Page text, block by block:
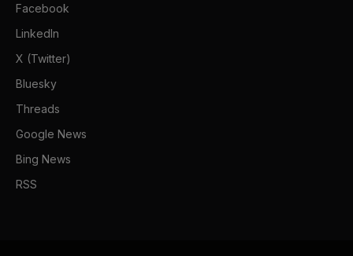
Facebook
LinkedIn
X (Twitter)
Bluesky
Threads
Google News
Bing News
RSS